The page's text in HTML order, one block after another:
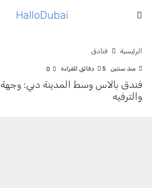
HalloDubai
الرئيسية فنادق
منذ سنتين 5 دقائق للقراءة 0
فندق بالاس وسط المدينة دبي:
والترفيه